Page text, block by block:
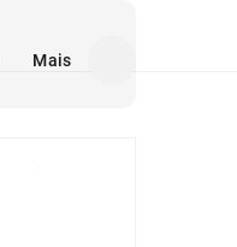
Mais